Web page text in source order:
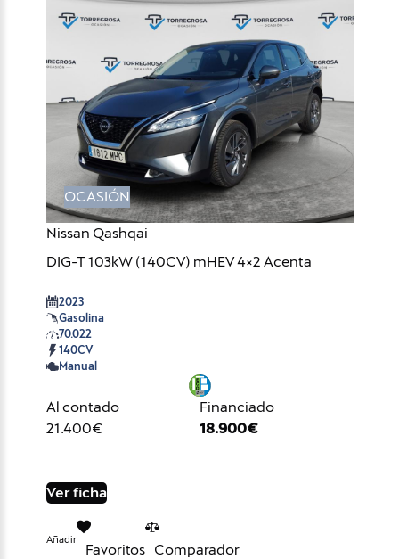
OCASIÓN
Nissan Qashqai
DIG-T 103kW (140CV) mHEV 4×2 Acenta
2023
Gasolina
70.022
140CV
Manual
Al contado
21.400€
Financiado
18.900€
Ver ficha
Añadir
Favoritos Comparador